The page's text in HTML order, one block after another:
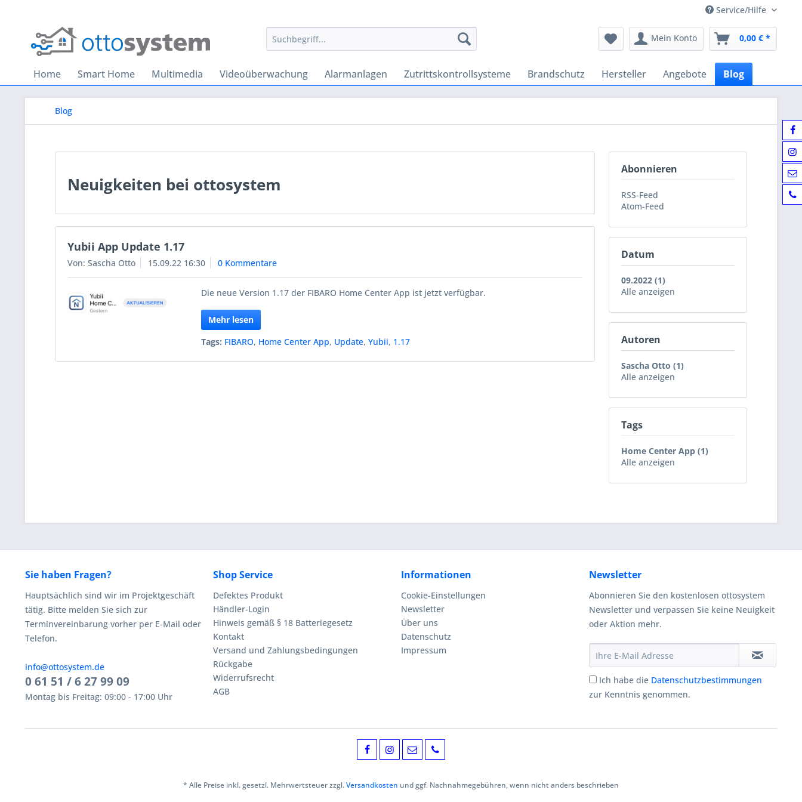
Service/Hilfe
Mein Konto 0,00 € *
Home Smart Home Multimedia Videoüberwachung Alarmanlagen Zutrittskontrollsysteme Brandschutz Hersteller Angebote Blog
Blog
Abonnieren
RSS-Feed
Atom-Feed
Datum
09.2022 (1)
Alle anzeigen
Autoren
Sascha Otto (1)
Alle anzeigen
Tags
Home Center App (1)
Alle anzeigen
Neuigkeiten bei ottosystem
Yubii App Update 1.17
Von: Sascha Otto 15.09.22 16:30 0 Kommentare
Die neue Version 1.17 der FIBARO Home Center App ist jetzt verfügbar.
Mehr lesen
Tags: FIBARO, Home Center App, Update,Yubii, 1.17
Sie haben Fragen?
Hauptsächlich sind wir im Projektgeschäft
tätig. Bitte melden Sie sich zur
Terminvereinbarung vorher per E-Mail oder
Telefon.
info@ottosystem.de
0 61 51 / 6 27 99 09
Montag bis Freitag: 09:00 - 17:00 Uhr
Shop Service
Defektes Produkt
Händler-Login
Hinweis gemäß § 18 Batteriegesetz
Kontakt
Versand und Zahlungsbedingungen
Rückgabe
Widerrufsrecht
AGB
Informationen
Cookie-Einstellungen
Newsletter
Über uns
Datenschutz
Impressum
Newsletter
Abonnieren Sie den kostenlosen ottosystem
Newsletter und verpassen Sie keine Neuigkeit
oder Aktion mehr.
Ich habe die Datenschutzbestimmungen
zur Kenntnis genommen.
* Alle Preise inkl. gesetzl. Mehrwertsteuer zzgl.Versandkosten und ggf. Nachnahmegebühren, wenn nicht anders beschrieben